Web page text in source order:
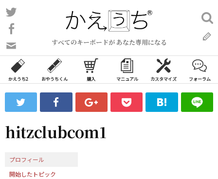
コ
ン
ン
ツ
ス
ッ
プ
すべてのキーボードが あなた専用になる
い
合
わ
フ
ォ
ム
検
索:
かえうち2 おやうちくん 購入 マニュアル カスタマイズ フォーラム
hitzclubcom1
プロフィール
開始したトピック